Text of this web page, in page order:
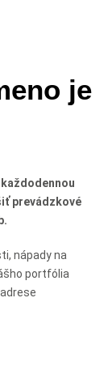
je
prevádzkové
nápady na
portfólia